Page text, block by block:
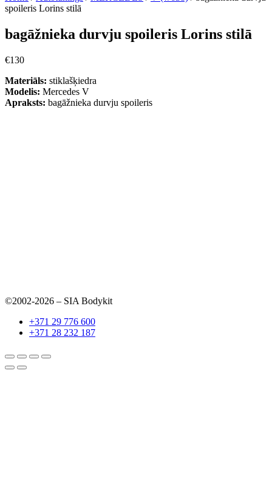
spoileris Lorins stilā
bagāžnieka durvju spoileris Lorins stilā
€130
Materiāls: stiklašķiedra
Modelis: Mercedes V
Apraksts: bagāžnieka durvju spoileris
©2002-2026 – SIA Bodykit
+371 29 776 600
+371 28 232 187